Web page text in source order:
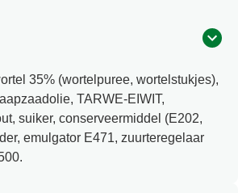
35% (wortelpuree, wortelstukjes),
TARWE-EIWIT,
suiker, conserveermiddel (E202,
emulgator E471, zuurteregelaar